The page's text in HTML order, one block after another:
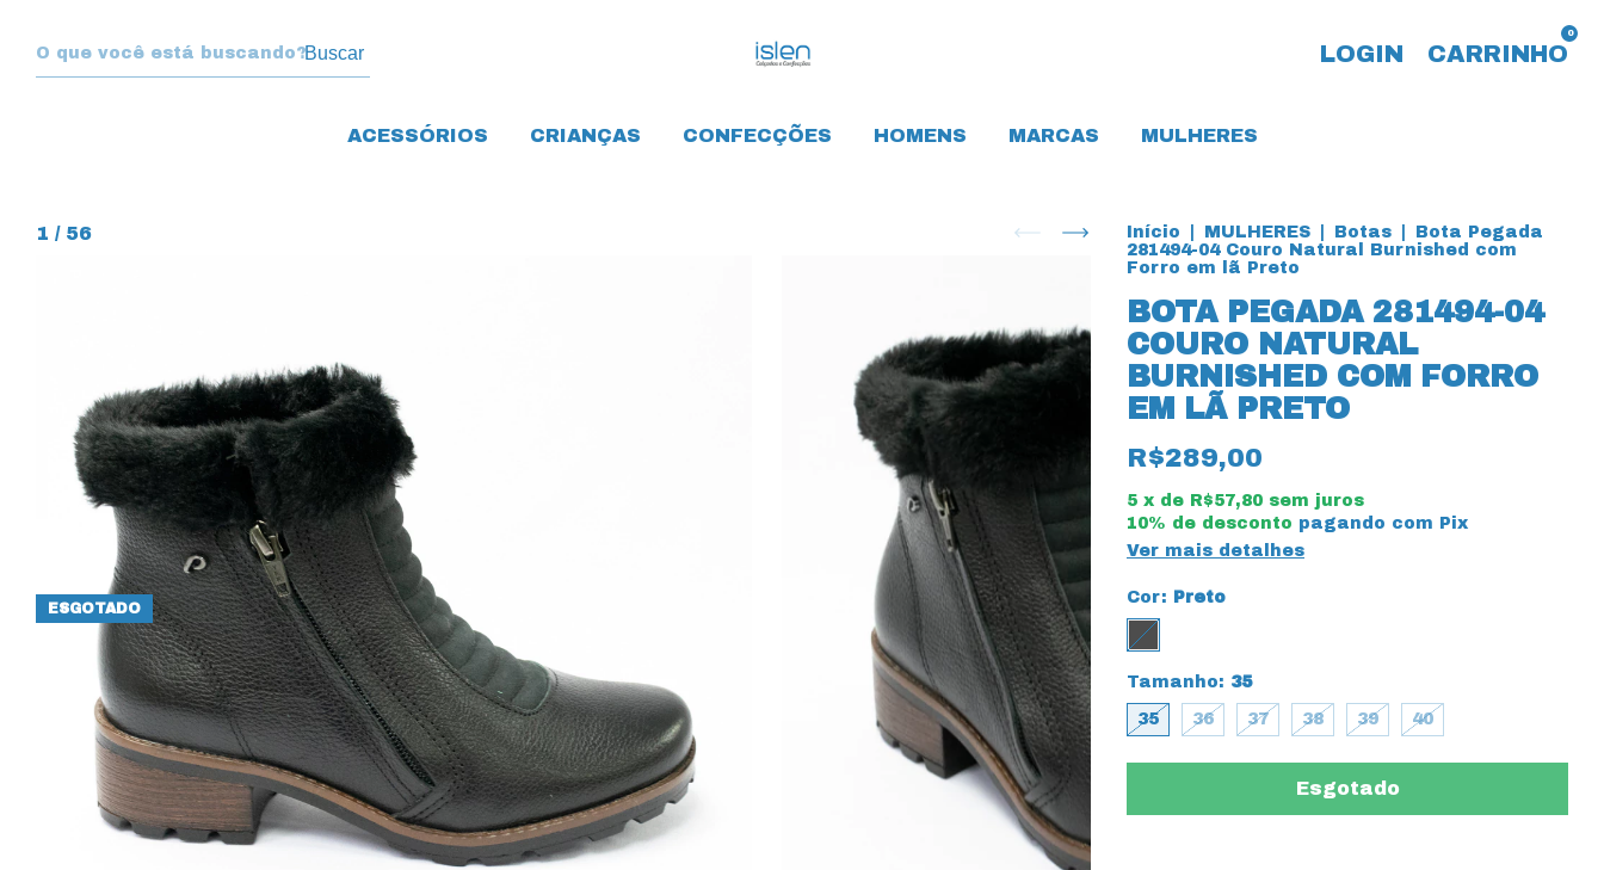
Buscar LOGIN CARRINHO
0
ACESSÓRIOS CRIANÇAS CONFECÇÕES HOMENS MARCAS MULHERES
1 / 56
ESGOTADO
Início MULHERES Botas
Bota Pegada
281494-04 Couro Natural Burnished com
Forro em lã Preto
BOTA PEGADA 281494-04
COURO NATURAL
BURNISHED COM FORRO
EM LÃ PRETO
R$289,00
5 x de R$57,80 sem juros
10% de desconto pagando com Pix
Ver mais detalhes
Cor: Preto
Tamanho: 35
35 36 37 38 39 40